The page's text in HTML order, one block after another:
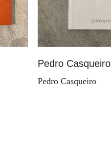
Pedro Casqueiro
Pedro Casqueiro